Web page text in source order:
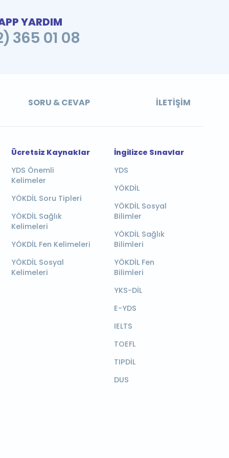
YARDIM
365 01 08
SORU & CEVAP İLETIŞIM
Ücretsiz Kaynaklar
YDS Önemli
Kelimeler
YÖKDİL Soru Tipleri
YÖKDİL Sağlık
Kelimeleri
YÖKDİL Fen Kelimeleri
YÖKDİL Sosyal
Kelimeleri
İngilizce Sınavlar
YDS
YÖKDİL
YÖKDİL Sosyal
Bilimler
YÖKDİL Sağlık
Bilimleri
YÖKDİL Fen
Bilimleri
YKS-DİL
E-YDS
IELTS
TOEFL
TIPDİL
DUS